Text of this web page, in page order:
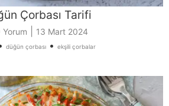
Çorbası Tarifi
Yorum 13 Mart 2024
düğün çorbası • ekşili çorbalar